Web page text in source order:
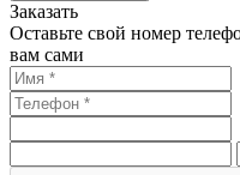
Заказать
Оставьте свой номер
вам сами